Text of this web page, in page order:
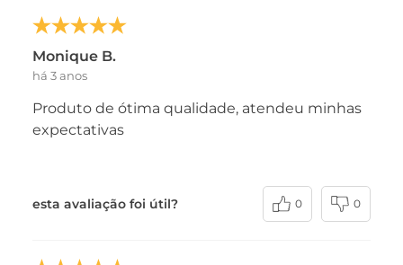
Monique B.
há 3 anos
Produto de ótima qualidade, atendeu minhas
expectativas
esta avaliação foi útil? 0 0